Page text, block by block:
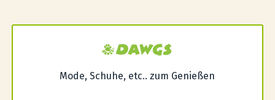
Mode, Schuhe, etc.. zum Genießen